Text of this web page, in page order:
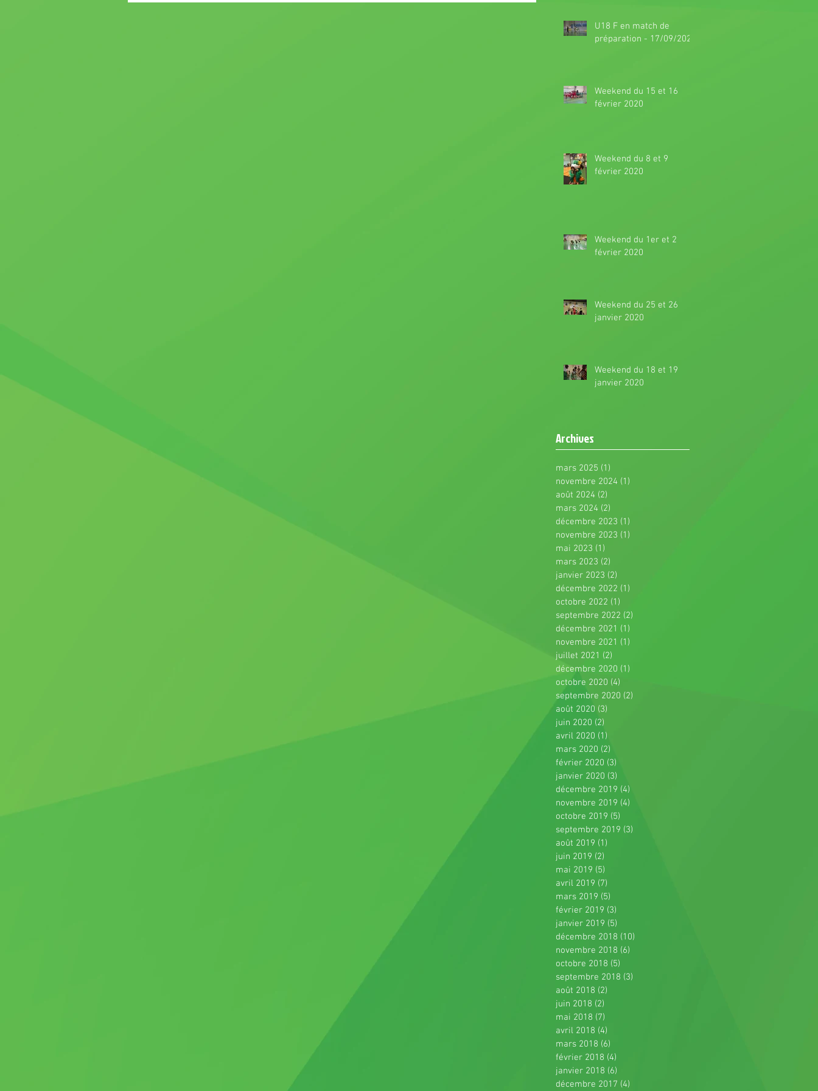
U18 F en match de
préparation - 17/09/2020
Weekend du 15 et 16
février 2020
Weekend du 8 et 9
février 2020
Weekend du 1er et 2
février 2020
Weekend du 25 et 26
janvier 2020
Weekend du 18 et 19
janvier 2020
Archives
mars 2025 (1)
novembre 2024 (1)
août 2024 (2)
mars 2024 (2)
décembre 2023 (1)
novembre 2023 (1)
mai 2023 (1)
mars 2023 (2)
janvier 2023 (2)
décembre 2022 (1)
octobre 2022 (1)
septembre 2022 (2)
décembre 2021 (1)
novembre 2021 (1)
juillet 2021 (2)
décembre 2020 (1)
octobre 2020 (4)
septembre 2020 (2)
août 2020 (3)
juin 2020 (2)
avril 2020 (1)
mars 2020 (2)
février 2020 (3)
janvier 2020 (3)
décembre 2019 (4)
novembre 2019 (4)
octobre 2019 (5)
septembre 2019 (3)
août 2019 (1)
juin 2019 (2)
mai 2019 (5)
avril 2019 (7)
mars 2019 (5)
février 2019 (3)
janvier 2019 (5)
décembre 2018 (10)
novembre 2018 (6)
octobre 2018 (5)
septembre 2018 (3)
août 2018 (2)
juin 2018 (2)
mai 2018 (7)
avril 2018 (4)
mars 2018 (6)
février 2018 (4)
janvier 2018 (6)
décembre 2017 (4)